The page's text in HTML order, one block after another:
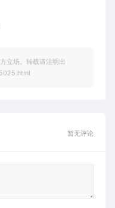
立场。转载请注明出
暂无评论